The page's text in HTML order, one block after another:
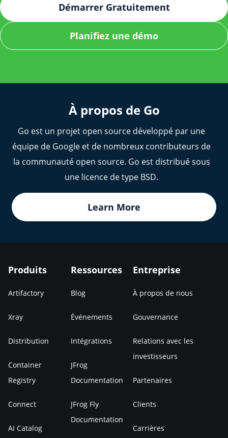
modules en toute sécurité vers et depuis
GitHub, etc.), assurant une résolution plus rapide
et une meilleure stabilité en réduisant les requêtes
réseau externes.
Démarrer Gratuitement
Planifiez une démo
À propos de Go
Go est un projet open source développé par une
équipe de Google et de nombreux contributeurs de
la communauté open source. Go est distribué sous
une licence de type BSD.
Learn More
Produits
Artifactory
Xray
Distribution
Container
Registry
Connect
AI Catalog
Ressources
Blog
Événements
Intégrations
JFrog
Documentation
JFrog Fly
Documentation
Entreprise
À propos de nous
Gouvernance
Relations avec les
investisseurs
Partenaires
Clients
Carrières